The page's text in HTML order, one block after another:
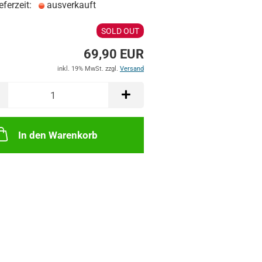
ausverkauft
SOLD OUT
69,90 EUR
inkl. 19% MwSt. zzgl. Versand
In den Warenkorb